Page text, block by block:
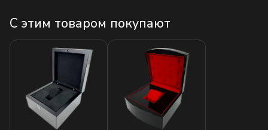
С этим товаром покупают